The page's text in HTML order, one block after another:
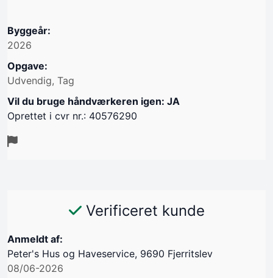
Byggeår:
2026
Opgave:
Udvendig, Tag
Vil du bruge håndværkeren igen: JA
Oprettet i cvr nr.: 40576290
Verificeret kunde
Anmeldt af:
Peter's Hus og Haveservice, 9690 Fjerritslev
08/06-2026